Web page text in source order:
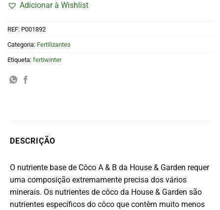
Adicionar à Wishlist
REF: P001892
Categoria: Fertilizantes
Etiqueta: fertiwinter
DESCRIÇÃO
O nutriente base de Côco A & B da House & Garden requer
uma composição extremamente precisa dos vários
minerais. Os nutrientes de côco da House & Garden são
nutrientes específicos do côco que contêm muito menos